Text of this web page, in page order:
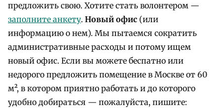
предложить свою. Хотите стать волонтером —
заполните анкету. Новый офис (или
информацию о нем). Мы пытаемся сократить
административные расходы и потому ищем
новый офис. Если вы можете беспатно или
недорого предложить помещение в Москве от 60
м², в котором приятно работать и до которого
удобно добираться — пожалуйста, пишите: